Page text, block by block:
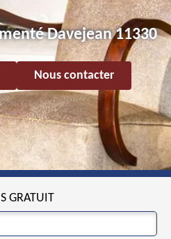
Davejean 11330
Nous contacter
GRATUIT